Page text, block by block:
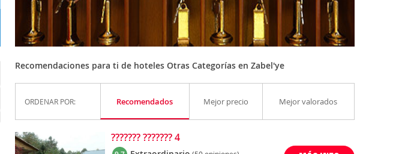
Recomendaciones para ti de hoteles Otras Categorías en Zabel'ye
ORDENAR POR: Recomendados Mejor precio Mejor valorados
??????? ??????? 4